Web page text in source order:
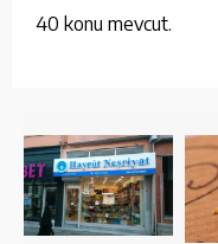
40 konu mevcut.